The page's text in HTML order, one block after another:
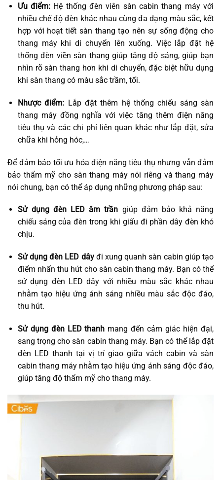
Ưu điểm: Hệ thống đèn viên sàn cabin thang máy với
nhiều chế độ đèn khác nhau cùng đa dạng màu sắc, kết
hợp với hoạt tiết sàn thang tạo nên sự sống động cho
thang máy khi di chuyển lên xuống. Việc lắp đặt hệ
thống đèn viền sàn thang giúp tăng độ sáng, giúp bạn
nhìn rõ sàn thang hơn khi di chuyển, đặc biệt hữu dụng
khi sàn thang có màu sắc trầm, tối.
Nhược điểm: Lắp đặt thêm hệ thống chiếu sáng sàn
thang máy đồng nghĩa với việc tăng thêm điện năng
tiêu thụ và các chi phí liên quan khác như lắp đặt, sửa
chữa khi hỏng hóc,…
Để đảm bảo tối ưu hóa điện năng tiêu thụ nhưng vẫn đảm
bảo thẩm mỹ cho sàn thang máy nói riêng và thang máy
nói chung, bạn có thể áp dụng những phương pháp sau:
Sử dụng đèn LED âm trần giúp đảm bảo khả năng
chiếu sáng của đèn trong khi giấu đi phần dây đèn khó
chịu.
Sử dụng đèn LED dâyđi xung quanh sàn cabin giúp tạo
điểm nhấn thu hút cho sàn cabin thang máy. Bạn có thể
sử dụng đèn LED dây với nhiều màu sắc khác nhau
nhằm tạo hiệu ứng ánh sáng nhiều màu sắc độc đáo,
thu hút.
Sử dụng đèn LED thanh mang đến cảm giác hiện đại,
sang trọng cho sàn cabin thang máy. Bạn có thể lắp đặt
đèn LED thanh tại vị trí giao giữa vách cabin và sàn
cabin thang máy nhằm tạo hiệu ứng ánh sáng độc đáo,
giúp tăng độ thẩm mỹ cho thang máy.